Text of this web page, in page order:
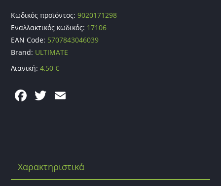
Κωδικός προϊόντος:9020171298
Εναλλακτικός κωδικός: 17106
EAN Code: 5707843046039
Brand: ULTIMATE
Λιανική:4,50€
F
o
T
Χαρακτηριστικά